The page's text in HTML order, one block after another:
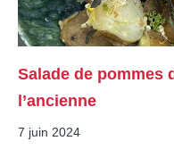
Salade de pommes
l’ancienne
7 juin 2024